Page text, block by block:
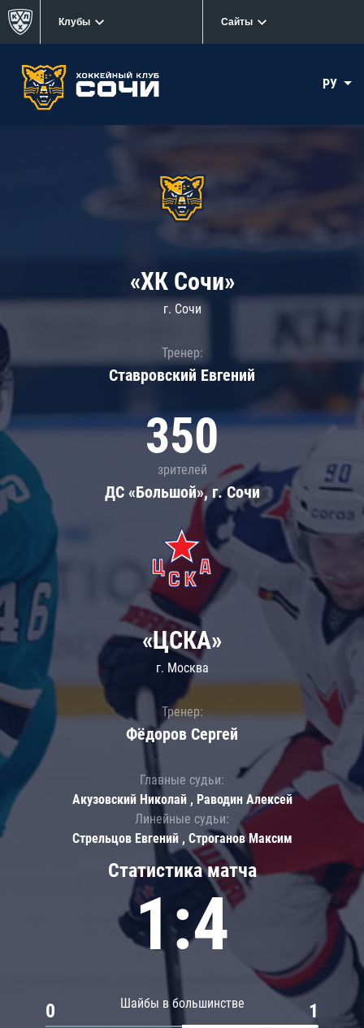
Клубы Сайты
РУ
«ХК Сочи»
г. Сочи
Тренер:
Ставровский Евгений
350
зрителей
ДС «Большой», г. Сочи
Статистика матча
1:4
Шайбы в большинстве
0 1
«ЦСКА»
г. Москва
Тренер:
Фёдоров Сергей
Главные судьи:
Акузовский Николай , Раводин Алексей
Линейные судьи:
Стрельцов Евгений , Строганов Максим